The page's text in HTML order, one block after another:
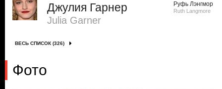
Джулия Гарнер
Julia Garner
Руфь Лэнгмор
Ruth Langmore
ВЕСЬ СПИСОК (326)
Фото